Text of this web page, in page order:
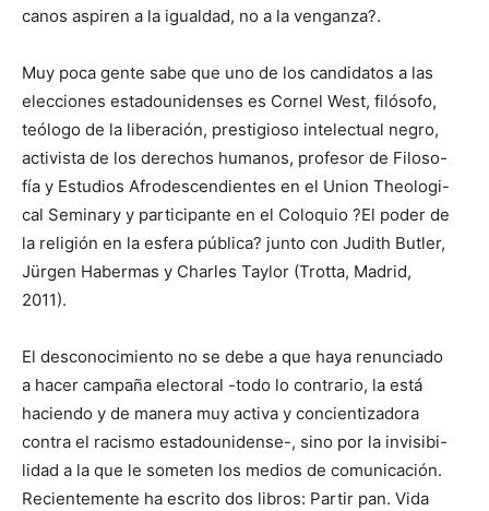
canos aspiren a la igualdad, no a la venganza?.
Muy poca gente sabe que uno de los candidatos a las
elecciones estadounidenses es Cornel West, filósofo,
teólogo de la liberación, prestigioso intelectual negro,
activista de los derechos humanos, profesor de Filoso-
fía y Estudios Afrodescendientes en el Union Theologi-
cal Seminary y participante en el Coloquio ?El poder de
la religión en la esfera pública? junto con Judith Butler,
Jürgen Habermas y Charles Taylor (Trotta, Madrid,
2011).
El desconocimiento no se debe a que haya renunciado
a hacer campaña electoral -todo lo contrario, la está
haciendo y de manera muy activa y concientizadora
contra el racismo estadounidense-, sino por la invisibi-
lidad a la que le someten los medios de comunicación.
Recientemente ha escrito dos libros: Partir pan. Vida